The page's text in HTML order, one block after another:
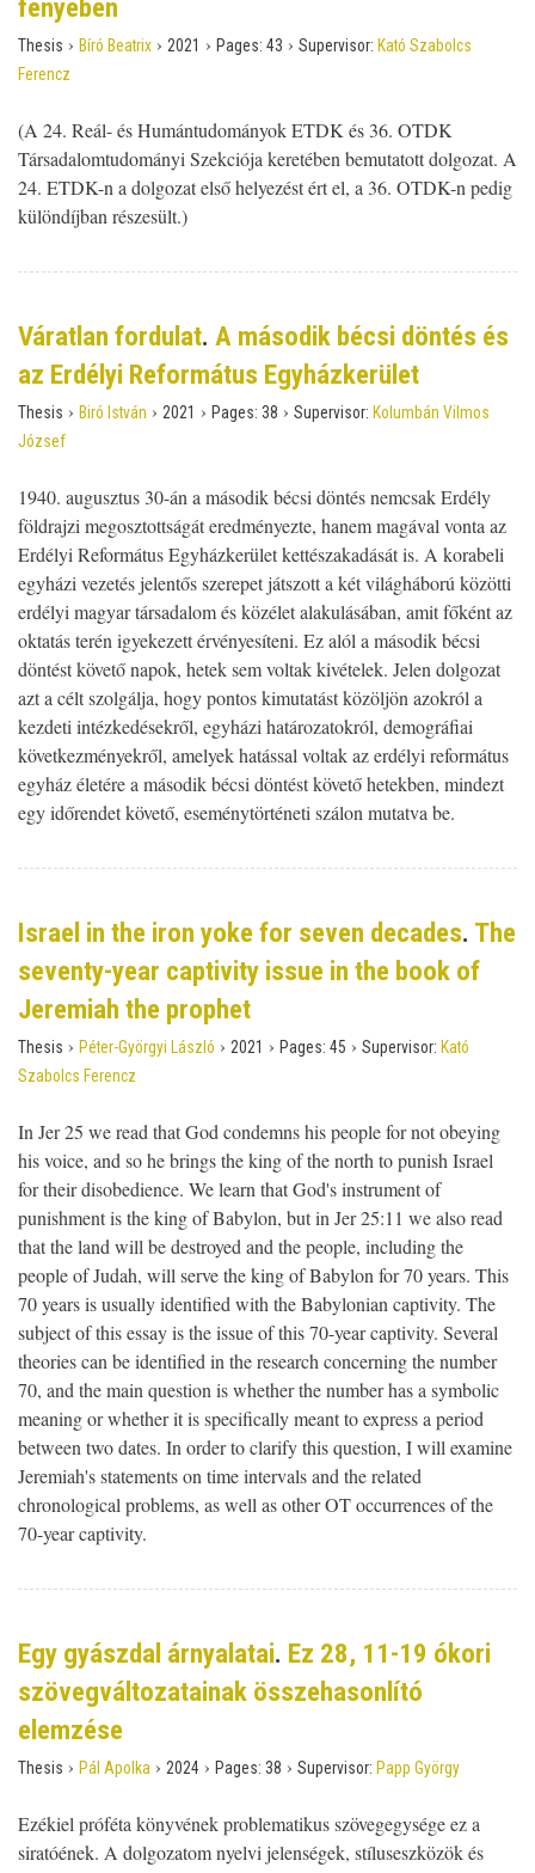
fényében
Thesis › Bíró Beatrix › 2021 › Pages: 43 › Supervisor: Kató Szabolcs
Ferencz
(A 24. Reál- és Humántudományok ETDK és 36. OTDK
Társadalomtudományi Szekciója keretében bemutatott dolgozat. A
24. ETDK-n a dolgozat első helyezést ért el, a 36. OTDK-n pedig
különdíjban részesült.)
Váratlan fordulat. A második bécsi döntés és
az Erdélyi Református Egyházkerület
Thesis › Biró István › 2021 › Pages: 38 › Supervisor: Kolumbán Vilmos
József
1940. augusztus 30-án a második bécsi döntés nemcsak Erdély
földrajzi megosztottságát eredményezte, hanem magával vonta az
Erdélyi Református Egyházkerület kettészakadását is. A korabeli
egyházi vezetés jelentős szerepet játszott a két világháború közötti
erdélyi magyar társadalom és közélet alakulásában, amit főként az
oktatás terén igyekezett érvényesíteni. Ez alól a második bécsi
döntést követő napok, hetek sem voltak kivételek. Jelen dolgozat
azt a célt szolgálja, hogy pontos kimutatást közöljön azokról a
kezdeti intézkedésekről, egyházi határozatokról, demográfiai
következményekről, amelyek hatással voltak az erdélyi református
egyház életére a második bécsi döntést követő hetekben, mindezt
egy időrendet követő, eseménytörténeti szálon mutatva be.
Israel in the iron yoke for seven decades. The
seventy-year captivity issue in the book of
Jeremiah the prophet
Thesis › Péter-Györgyi László › 2021 › Pages: 45 › Supervisor: Kató
Szabolcs Ferencz
In Jer 25 we read that God condemns his people for not obeying
his voice, and so he brings the king of the north to punish Israel
for their disobedience. We learn that God's instrument of
punishment is the king of Babylon, but in Jer 25:11 we also read
that the land will be destroyed and the people, including the
people of Judah, will serve the king of Babylon for 70 years. This
70 years is usually identified with the Babylonian captivity. The
subject of this essay is the issue of this 70-year captivity. Several
theories can be identified in the research concerning the number
70, and the main question is whether the number has a symbolic
meaning or whether it is specifically meant to express a period
between two dates. In order to clarify this question, I will examine
Jeremiah's statements on time intervals and the related
chronological problems, as well as other OT occurrences of the
70-year captivity.
Egy gyászdal árnyalatai. Ez 28, 11-19 ókori
szövegváltozatainak összehasonlító
elemzése
Thesis › Pál Apolka › 2024 › Pages: 38 › Supervisor: Papp György
Ezékiel próféta könyvének problematikus szövegegysége ez a
siratóének. A dolgozatom nyelvi jelenségek, stíluseszközök és